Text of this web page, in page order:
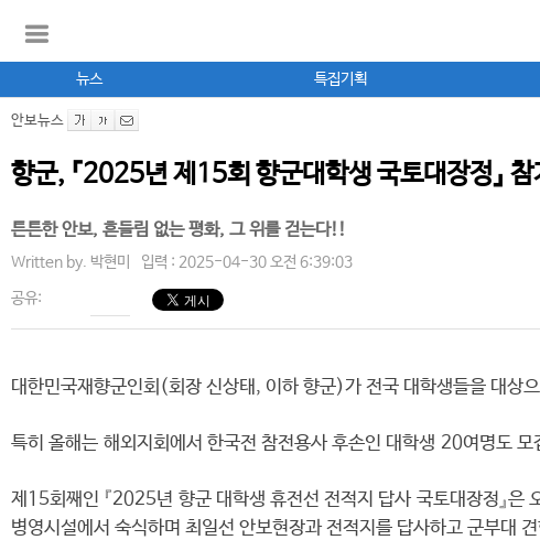
뉴스 특집기획
안보뉴스
향군, 『2025년 제15회 향군대학생 국토대장정』
튼튼한 안보, 흔들림 없는 평화, 그 위를 걷는다!!
Written by. 박현미 입력 : 2025-04-30 오전 6:39:03
공유:
대한민국재향군인회(회장 신상태, 이하 향군)가 전국 대학생들을 대상
특히 올해는 해외지회에서 한국전 참전용사 후손인 대학생 20여명도 모
제15회째인 『2025년 향군 대학생 휴전선 전적지 답사 국토대장정』
병영시설에서 숙식하며 최일선 안보현장과 전적지를 답사하고 군부대